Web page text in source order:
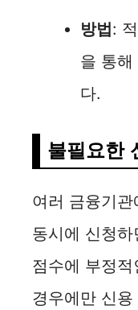
방법:
을 통해
다.
불필요한
여러 금융기
동시에 신청
점수에 부정
경우에만 신